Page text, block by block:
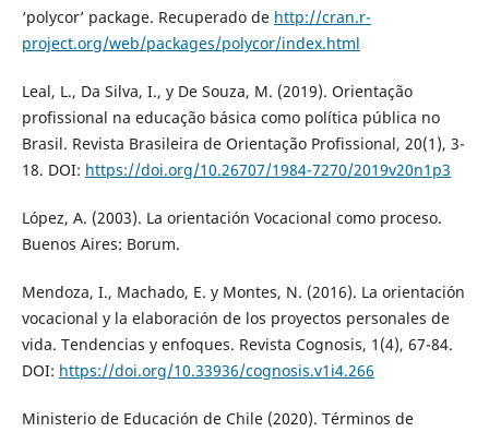
‘polycor’ package. Recuperado de http://cran.r-
project.org/web/packages/polycor/index.html
Leal, L., Da Silva, I., y De Souza, M. (2019). Orientação
profissional na educação básica como política pública no
Brasil. Revista Brasileira de Orientação Profissional, 20(1), 3-
18. DOI: https://doi.org/10.26707/1984-7270/2019v20n1p3
López, A. (2003). La orientación Vocacional como proceso.
Buenos Aires: Borum.
Mendoza, I., Machado, E. y Montes, N. (2016). La orientación
vocacional y la elaboración de los proyectos personales de
vida. Tendencias y enfoques. Revista Cognosis, 1(4), 67-84.
DOI: https://doi.org/10.33936/cognosis.v1i4.266
Ministerio de Educación de Chile (2020). Términos de